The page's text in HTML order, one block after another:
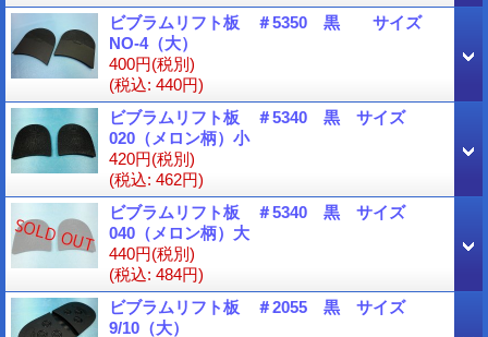
ビブラムリフト板 ＃5350 黒 サイズ
NO-4（大）
400円(税別)
(税込: 440円)
ビブラムリフト板 ＃5340 黒 サイズ
020（メロン柄）小
420円(税別)
(税込: 462円)
ビブラムリフト板 ＃5340 黒 サイズ
040（メロン柄）大
440円(税別)
(税込: 484円)
ビブラムリフト板 ＃2055 黒 サイズ
9/10（大）